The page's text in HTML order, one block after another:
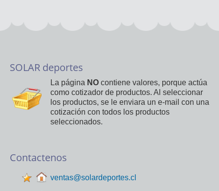
SOLAR deportes
La página NO contiene valores, porque actúa
como cotizador de productos. Al seleccionar
los productos, se le enviara un e-mail con una
cotización con todos los productos
seleccionados.
Contactenos
ventas@solardeportes.cl